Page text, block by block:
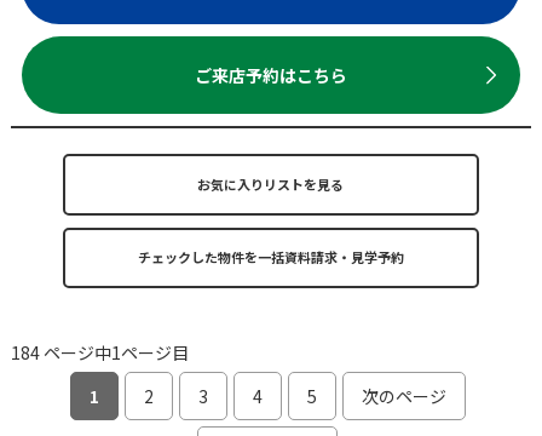
ご来店予約はこちら
お気に入りリストを見る
184 ページ中1ページ目
1
2 3 4 5 次のページ